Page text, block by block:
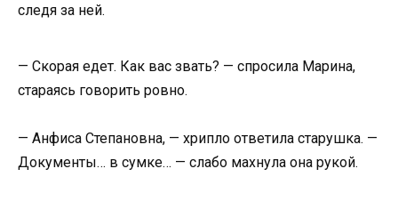
следя за ней.
— Скорая едет. Как вас звать? — спросила Марина,
стараясь говорить ровно.
— Анфиса Степановна, — хрипло ответила старушка. —
Документы… в сумке… — слабо махнула она рукой.